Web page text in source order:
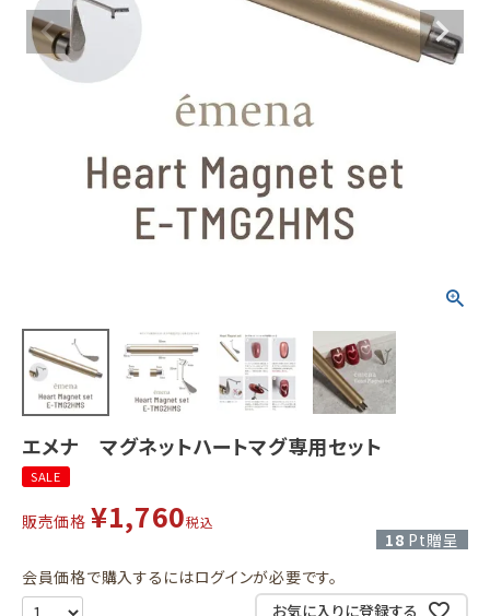
エメナ マグネットハートマグ専用セット
SALE
販売価格 ¥1,760税込
18 Pt贈呈
会員価格で購入するにはログインが必要です。
お気に入りに登録する